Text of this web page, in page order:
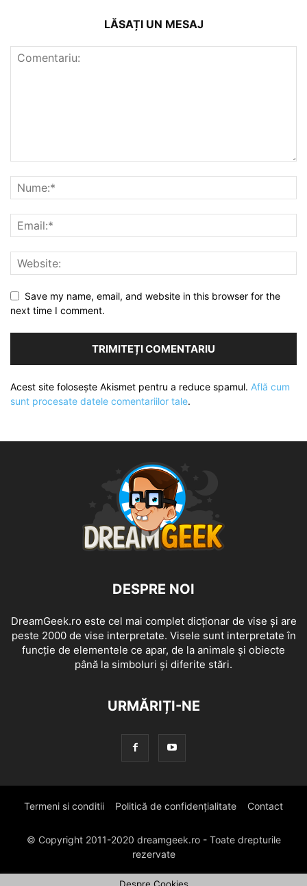
LĂSAȚI UN MESAJ
Save my name, email, and website in this browser for the
next time I comment.
Acest site folosește Akismet pentru a reduce spamul. Află cum
sunt procesate datele comentariilor tale.
DESPRE NOI
DreamGeek.ro este cel mai complet dicționar de vise și are
peste 2000 de vise interpretate. Visele sunt interpretate în
funcție de elementele ce apar, de la animale și obiecte
până la simboluri și diferite stări.
URMĂRIȚI-NE
Termeni si conditii Politică de confidențialitate Contact
© Copyright 2011-2020 dreamgeek.ro - Toate drepturile
rezervate
Despre Cookies